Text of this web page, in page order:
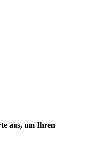
aus, um Ihren